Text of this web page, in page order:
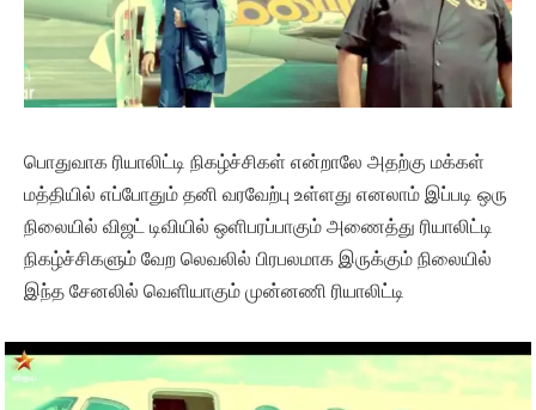
பொதுவாக ரியாலிட்டி நிகழ்ச்சிகள் என்றாலே அதற்கு மக்கள்
மத்தியில் எப்போதும் தனி வரவேற்பு உள்ளது எனலாம் இப்படி ஒரு
நிலையில் விஜட் டிவியில் ஒளிபரப்பாகும் அணைத்து ரியாலிட்டி
நிகழ்ச்சிகளும் வேற லெவலில் பிரபலமாக இருக்கும் நிலையில்
இந்த சேனலில் வெளியாகும் முன்னணி ரியாலிட்டி